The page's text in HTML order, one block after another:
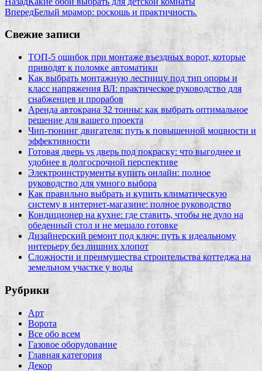
ВпередБелый мрамор: роскошь и практичность.
Свежие записи
ТОП-5 ошибок при монтаже въездных ворот, которые
приводят к поломке автоматики
Как выбрать монтажную лестницу под тип опоры и
класс напряжения ВЛ: практическое руководство для
снабженцев и прорабов
Аренда автокрана 32 тонны: как выбрать оптимальное
решение для вашего проекта
Чип‑тюнинг двигателя: путь к повышенной мощности и
эффективности
Готовая дверь vs дверь под покраску: что выгоднее и
удобнее в долгосрочной перспективе
Электроинструменты купить онлайн: полное
руководство для умного выбора
Как правильно выбрать и купить климатическую
систему в интернет‑магазине: полное руководство
Кондиционер на кухне: где ставить, чтобы не дуло на
обеденный стол и не мешало готовке
Дизайнерский ремонт под ключ: путь к идеальному
интерьеру без лишних хлопот
Сложности и преимущества строительства коттеджа на
земельном участке у воды
Рубрики
Арт
Ворота
Все обо всем
Газовое оборудование
Главная категория
Декор